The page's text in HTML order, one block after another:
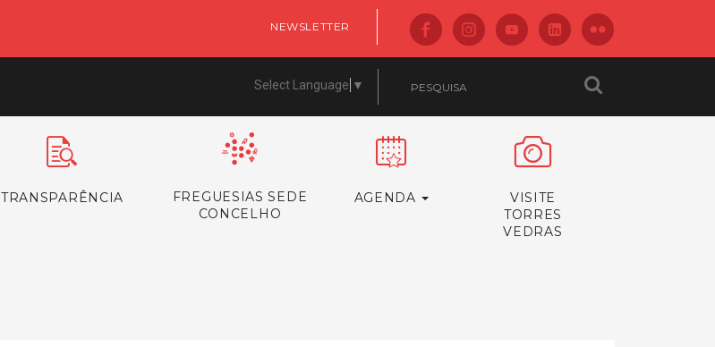
NEWSLETTER
Select Language ▼
TRANSPARÊNCIA
FREGUESIAS SEDE
CONCELHO
AGENDA
VISITE
TORRES
VEDRAS